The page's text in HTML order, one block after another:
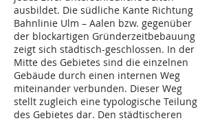
ausbildet. Die südliche Kante Richtung
Bahnlinie Ulm – Aalen bzw. gegenüber
der blockartigen Gründerzeitbebauung
zeigt sich städtisch-geschlossen. In der
Mitte des Gebietes sind die einzelnen
Gebäude durch einen internen Weg
miteinander verbunden. Dieser Weg
stellt zugleich eine typologische Teilung
des Gebietes dar. Den städtischeren